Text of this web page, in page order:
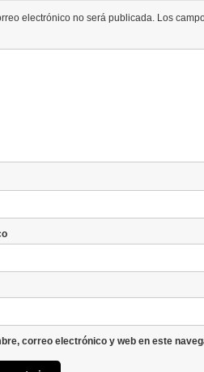
electrónico no será publicada. Los
correo electrónico y web en este